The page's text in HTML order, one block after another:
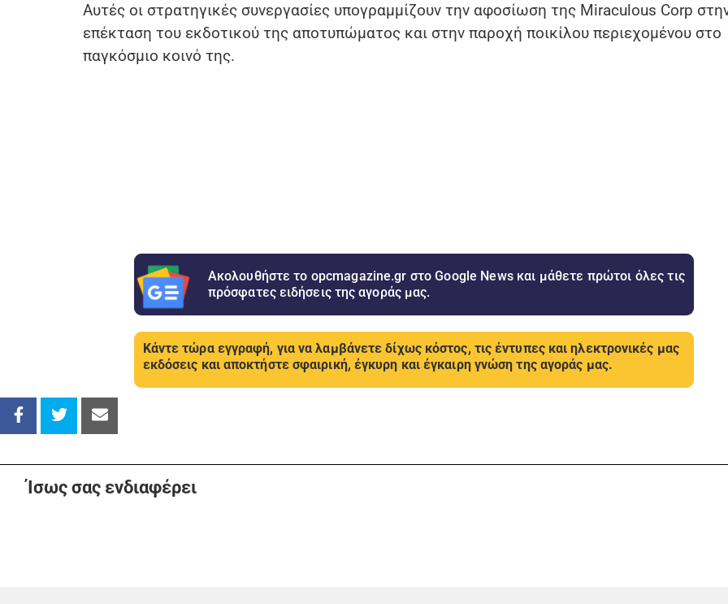
Αυτές οι στρατηγικές συνεργασίες υπογραμμίζουν την αφοσίωση της Miraculous Corp
επέκταση του εκδοτικού της αποτυπώματος και στην παροχή ποικίλου περιεχομένου στο
παγκόσμιο κοινό της.
Ακολουθήστε το opcmagazine.gr στο Google News και μάθετε πρώτοι όλες τις
πρόσφατες ειδήσεις της αγοράς μας.
Κάντε τώρα εγγραφή, για να λαμβάνετε δίχως κόστος, τις έντυπες και ηλεκτρονικές μας
εκδόσεις και αποκτήστε σφαιρική, έγκυρη και έγκαιρη γνώση της αγοράς μας.
Ίσως σας ενδιαφέρει